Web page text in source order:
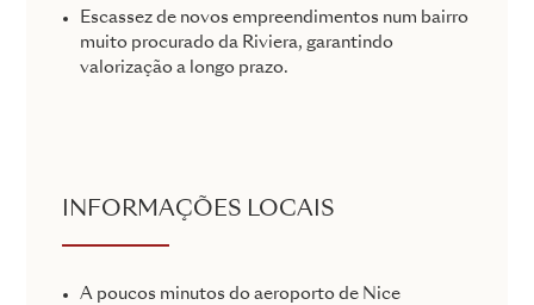
Escassez de novos empreendimentos num bairro
muito procurado da Riviera, garantindo
valorização a longo prazo.
INFORMAÇÕES LOCAIS
A poucos minutos do aeroporto de Nice